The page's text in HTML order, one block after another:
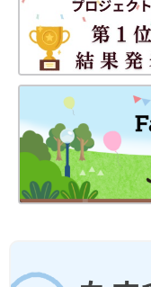
像できるようになって
2019年2月14日「結
所の地方裁判所に、
た。訴訟の名称が「
深い思いが。手術を
ジェンダーの人は、例
も「同性婚」という表
るのは「独立した2人
という選択ができる自